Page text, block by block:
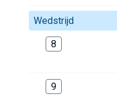
Wedstrijd
8
9